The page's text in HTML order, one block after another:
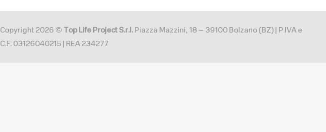
Copyright 2026 © Top Life Project S.r.l.Piazza Mazzini, 18 – 39100 Bolzano (BZ) | P.IVA e
C.F. 03126040215 | REA 234277